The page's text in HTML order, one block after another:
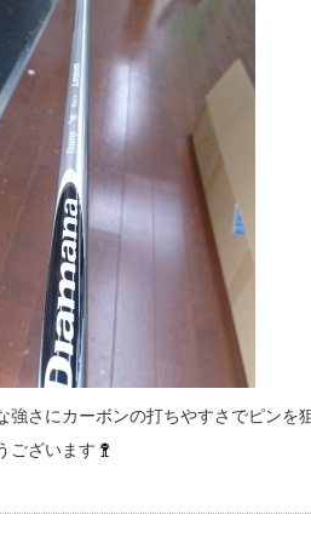
強さにカーボンの打ちやすさでピンを
ございます